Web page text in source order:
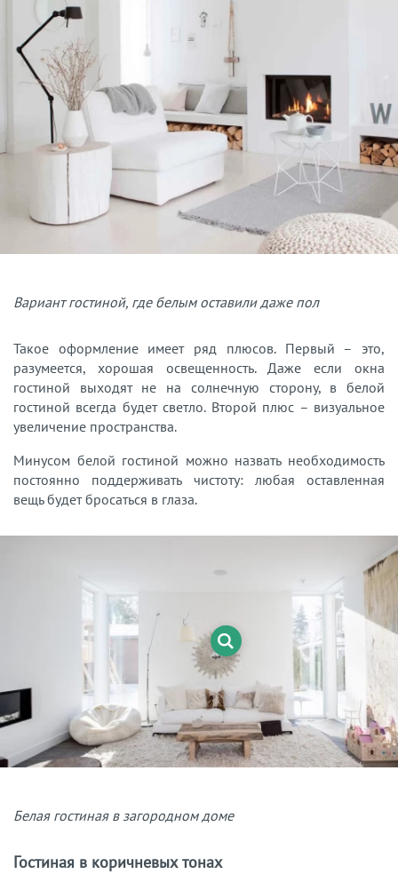
Вариант гостиной, где белым оставили даже пол
Такое оформление имеет ряд плюсов. Первый – это,
разумеется, хорошая освещенность. Даже если окна
гостиной выходят не на солнечную сторону, в белой
гостиной всегда будет светло. Второй плюс – визуальное
увеличение пространства.
Минусом белой гостиной можно назвать необходимость
постоянно поддерживать чистоту: любая оставленная
вещь будет бросаться в глаза.
Белая гостиная в загородном доме
Гостиная в коричневых тонах